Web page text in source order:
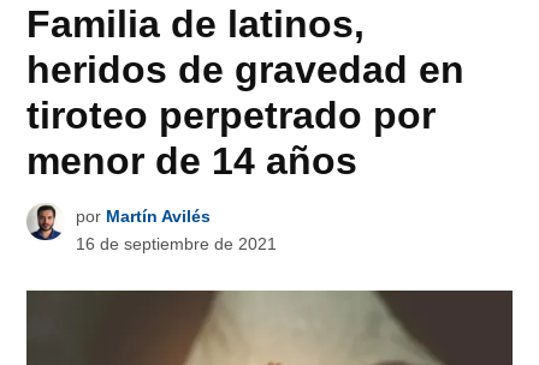
Donar
Familia de latinos,
heridos de gravedad en
tiroteo perpetrado por
menor de 14 años
por Martín Avilés
16 de septiembre de 2021